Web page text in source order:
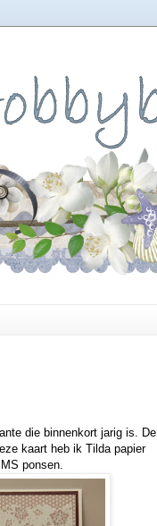
die binnenkort jarig is. De
kaart heb ik Tilda papier
ponsen.